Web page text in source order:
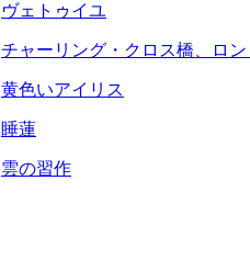
ヴェトゥイユ
チャーリング・クロス橋、ロ
黄色いアイリス
睡蓮
雲の習作